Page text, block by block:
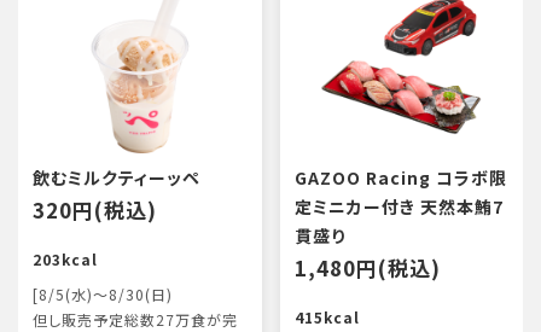
飲むミルクティーッペ
320円(税込)
203kcal
[8/5(水)～8/30(日)
但し販売予定総数27万食が完
GAZOO Racing コラボ限
定ミニカー付き 天然本鮪7
貫盛り
1,480円(税込)
415kcal